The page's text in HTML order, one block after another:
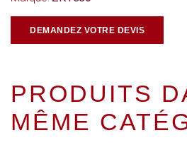
DEMANDEZ VOTRE DEVIS
PRODUITS
MÊME